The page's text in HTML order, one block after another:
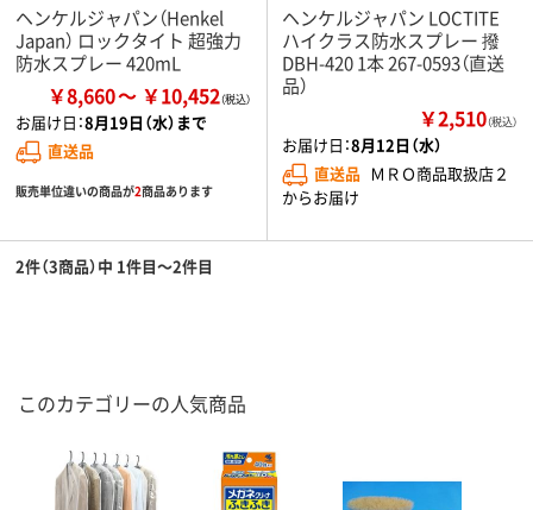
ヘンケルジャパン（Henkel
Japan） ロックタイト 超強力
防水スプレー 420mL
￥8,660 ￥10,452
お届け日：8月19日（水）まで
直送品
販売単位違いの商品が2商品あります
ヘンケルジャパン LOCTITE
ハイクラス防水スプレー 撥
DBH-420 1本 267-0593（直送
品）
￥2,510（税込）
お届け日：8月12日（水）
直送品 ＭＲＯ商品取扱店２
からお届け
2件（3商品）中 1件目～2件目
このカテゴリーの人気商品